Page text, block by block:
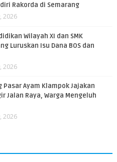
Rakorda di Semarang
2026
Wilayah XI dan SMK
Luruskan Isu Dana BOS dan
2026
Pasar Ayam Klampok Jajakan
Jalan Raya, Warga Mengeluh
2026